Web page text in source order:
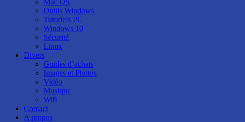
Mac OS
Outils Windows
Tutoriels PC
Windows 10
Sécurité
Linux
Divers
Guides d’achats
Images et Photos
Vidéo
Musique
Wifi
Contact
A propos